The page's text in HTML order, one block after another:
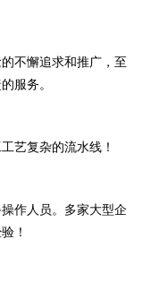
不懈追求和推广，至
服务。
艺复杂的流水线！
作人员。多家大型企
！